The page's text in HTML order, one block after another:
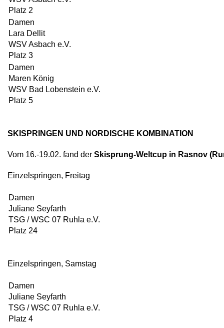
Platz 2
Damen
Lara Dellit
WSV Asbach e.V.
Platz 3
Damen
Maren König
WSV Bad Lobenstein e.V.
Platz 5
SKISPRINGEN UND NORDISCHE KOMBINATION
Vom 16.-19.02. fand der Skisprung-Weltcup in Rasnov
Einzelspringen, Freitag
Damen
Juliane Seyfarth
TSG / WSC 07 Ruhla e.V.
Platz 24
Einzelspringen, Samstag
Damen
Juliane Seyfarth
TSG / WSC 07 Ruhla e.V.
Platz 4